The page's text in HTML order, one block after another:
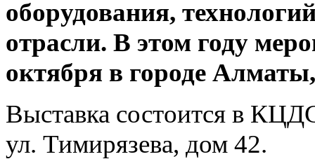
оборудования,
отрасли. В этом году
октября в городе
Выставка состоится в
ул. Тимирязева, дом 42.